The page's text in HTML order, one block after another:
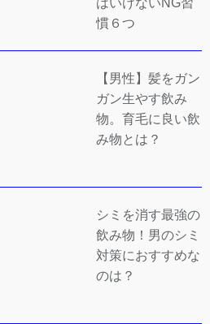
はいけないNG習
慣６つ
【男性】髪をガン
ガン生やす飲み
物。育毛に良い飲
み物とは？
シミを消す最強の
飲み物！男のシミ
対策におすすめな
のは？